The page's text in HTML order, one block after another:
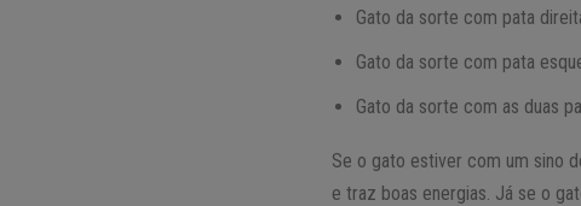
Gato da sorte com pata
Gato da sorte com pata
Gato da sorte com as duas
Se o gato estiver com um sino
e traz boas energias. Já se o